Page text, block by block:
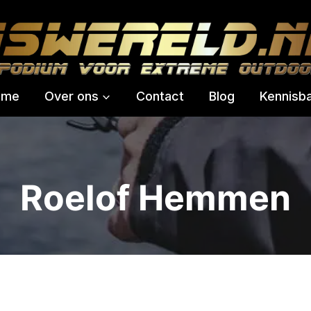
Over ons Contact Blog
Roelof Hemmen